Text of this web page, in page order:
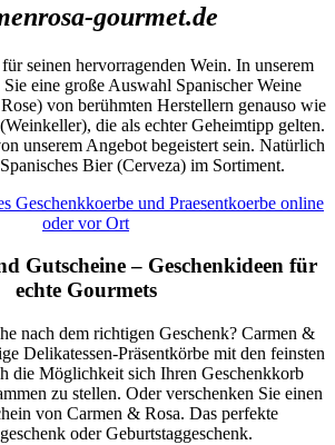
gourmet.de
seinen hervorragenden Wein. In unserem
eine große Auswahl Spanischer Weine
von berühmten Herstellern genauso wie
die als echter Geheimtipp gelten.
unserem Angebot begeistert sein. Natürlich
Bier (Cerveza) im Sortiment.
Gutscheine – Geschenkideen für
echte Gourmets
nach dem richtigen Geschenk? Carmen &
Delikatessen-Präsentkörbe mit den feinsten
die Möglichkeit sich Ihren Geschenkkorb
zu stellen. Oder verschenken Sie einen
von Carmen & Rosa. Das perfekte
oder Geburtstaggeschenk.